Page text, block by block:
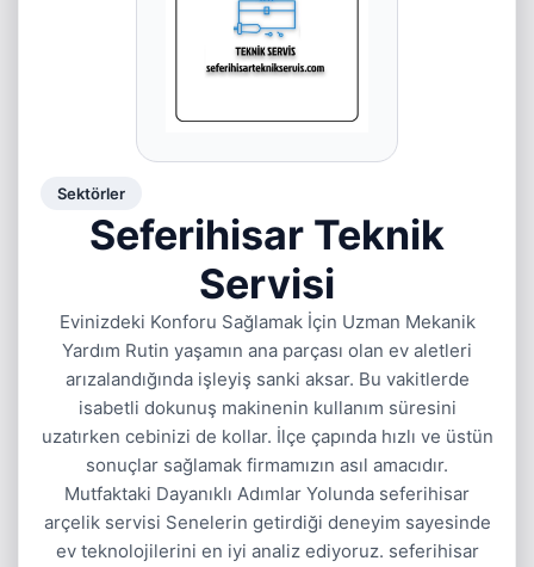
Sektörler
Seferihisar Teknik
Servisi
Evinizdeki Konforu Sağlamak İçin Uzman Mekanik
Yardım Rutin yaşamın ana parçası olan ev aletleri
arızalandığında işleyiş sanki aksar. Bu vakitlerde
isabetli dokunuş makinenin kullanım süresini
uzatırken cebinizi de kollar. İlçe çapında hızlı ve üstün
sonuçlar sağlamak firmamızın asıl amacıdır.
Mutfaktaki Dayanıklı Adımlar Yolunda seferihisar
arçelik servisi Senelerin getirdiği deneyim sayesinde
ev teknolojilerini en iyi analiz ediyoruz. seferihisar